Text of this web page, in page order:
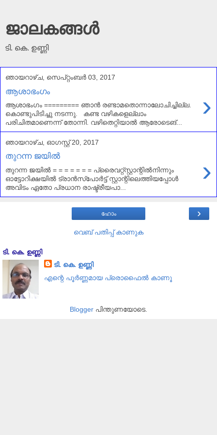
ജാലകങ്ങൾ
ടി. കെ. ഉണ്ണി
ഞായറാഴ്‌ച, സെപ്റ്റംബർ 03, 2017
ആശാഭംഗം ›
ആശാഭംഗം ========= ഞാൻ രണ്ടാമതൊന്നാലോചിച്ചില്ല.
കൊണ്ടുപിടിച്ചു നടന്നു. കണ്ട വഴികളെല്ലാം
പരിചിതമാണെന്ന് തോന്നി. വഴിതെറ്റിയാൽ ആരോടെങ്...
ഞായറാഴ്‌ച, ഓഗസ്റ്റ് 20, 2017
തുറന്ന ജയിൽ ›
തുറന്ന ജയിൽ = = = = = = = പ്രൈവറ്റ്സ്റ്റാന്റിൽനിന്നും
ഓട്ടോറിക്ഷയിൽ ട്രാൻസ്പോർട്ട് സ്റ്റാന്റിലെത്തിയപ്പോൾ
അവിടം ഏതോ പ്രധാന രാഷ്ട്രീയപാ...
›
ഹോം
വെബ് പതിപ്പ് കാണുക
ടി. കെ. ഉണ്ണി
ടി. കെ. ഉണ്ണി
എന്റെ പൂര്‍ണ്ണമായ പ്രൊഫൈൽ കാണൂ
Blogger പിന്തുണയോടെ.